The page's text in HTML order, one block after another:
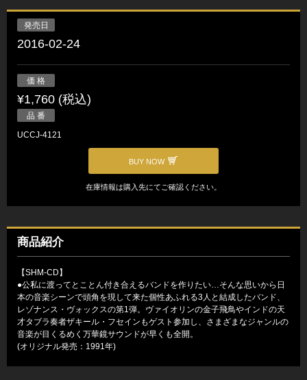
発売日
2016-02-24
価 格
¥1,760 (税込)
品 番
UCCJ-4121
BUY NOW
在庫情報は購入先にてご確認ください。
商品紹介
【SHM-CD】
●公私に渡ってとことん付き合えるバンドを作りたい…そんな思いから日
本の音楽シーンで頭角を現して来た個性あふれる3人と結成したバンド、
レゾナンス・ヴォックスの第1弾。ヴァイオリンの金子飛鳥やインドの天
才タブラ奏者ザキール・フセインもゲスト参加し、さまざまなジャンルの
音楽が目くるめく万華鏡サウンドが早くも全開。
(オリジナル発売：1991年)